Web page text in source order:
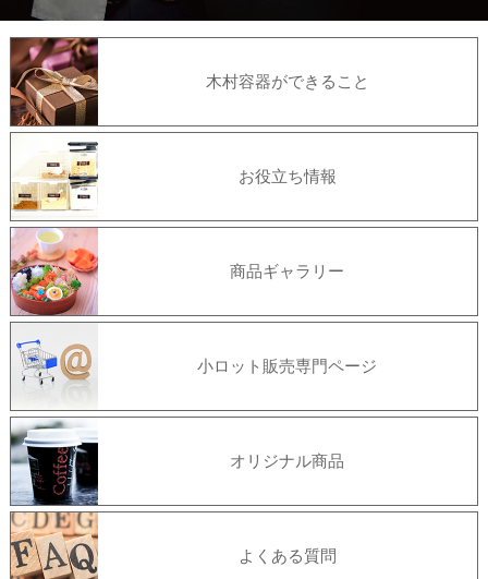
木村容器ができること
お役立ち情報
商品ギャラリー
小ロット販売専門ページ
オリジナル商品
よくある質問